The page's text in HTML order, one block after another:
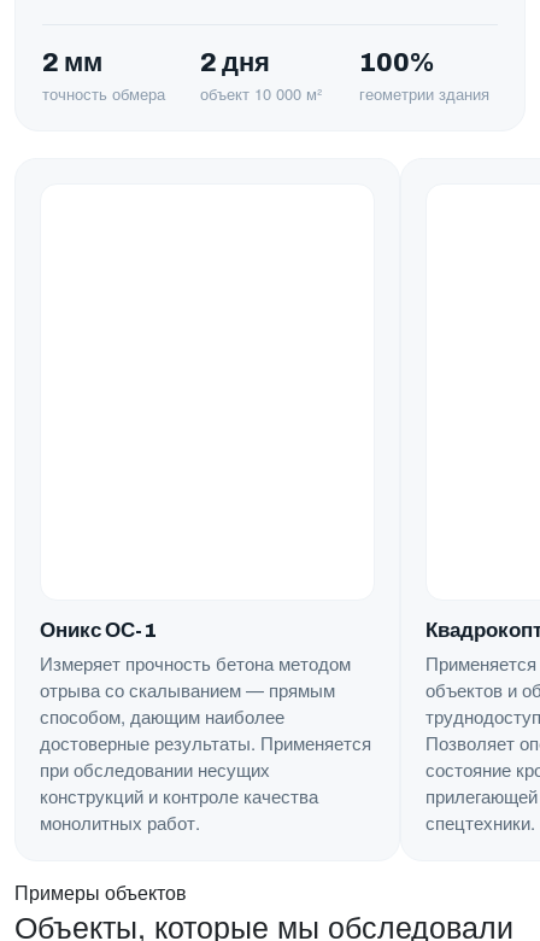
2 мм
точность обмера
2 дня
объект 10 000 м²
100%
геометрии здания
Оникс ОС-1
Измеряет прочность бетона методом
отрыва со скалыванием — прямым
способом, дающим наиболее
достоверные результаты. Применяется
при обследовании несущих
конструкций и контроле качества
монолитных работ.
объектов и
Позволяет
состояние
спецтехники.
Примеры объектов
Объекты, которые мы обследовали